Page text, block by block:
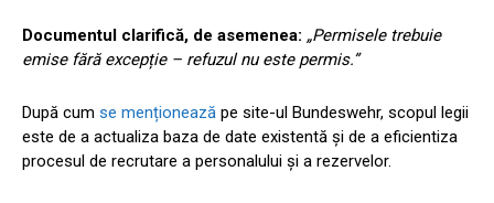
Documentul clarifică, de asemenea: „Permisele trebuie
emise fără excepție – refuzul nu este permis.”
După cum se menționează pe site-ul Bundeswehr, scopul legii
este de a actualiza baza de date existentă și de a eficientiza
procesul de recrutare a personalului și a rezervelor.